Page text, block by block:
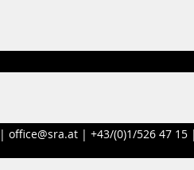
| office@sra.at | +43/(0)1/526 47 15 |